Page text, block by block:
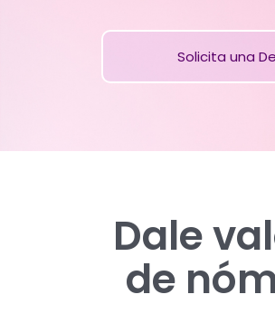
Solicita una
Dale
de